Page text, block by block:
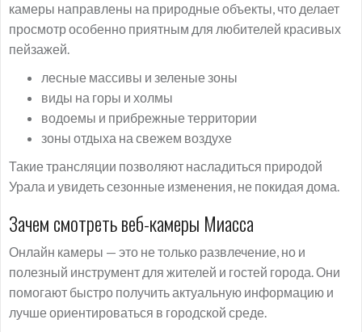
камеры направлены на природные объекты, что делает
просмотр особенно приятным для любителей красивых
пейзажей.
лесные массивы и зеленые зоны
виды на горы и холмы
водоемы и прибрежные территории
зоны отдыха на свежем воздухе
Такие трансляции позволяют насладиться природой
Урала и увидеть сезонные изменения, не покидая дома.
Зачем смотреть веб-камеры Миасса
Онлайн камеры — это не только развлечение, но и
полезный инструмент для жителей и гостей города. Они
помогают быстро получить актуальную информацию и
лучше ориентироваться в городской среде.